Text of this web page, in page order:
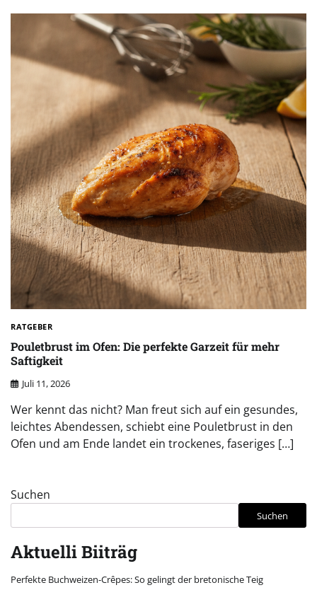
RATGEBER
Pouletbrust im Ofen: Die perfekte Garzeit für mehr
Saftigkeit
Juli 11, 2026
Wer kennt das nicht? Man freut sich auf ein gesundes,
leichtes Abendessen, schiebt eine Pouletbrust in den
Ofen und am Ende landet ein trockenes, faseriges […]
Suchen
Suchen
Aktuelli Biiträg
Perfekte Buchweizen-Crêpes: So gelingt der bretonische Teig